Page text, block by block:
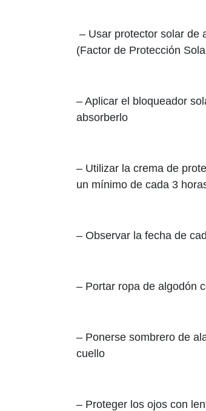
– Usar protector solar de
(Factor de Protección
– Aplicar el bloqueador
absorberlo
– Utilizar la crema de
un mínimo de cada 3
– Observar la fecha de
– Portar ropa de algodón
– Ponerse sombrero de
cuello
– Proteger los ojos con